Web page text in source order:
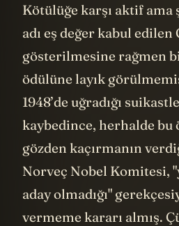
Kötülüğe karşı aktif
adı eş değer kabul edilen
gösterilmesine rağmen
ödülüne layık
1948’de uğradığı
kaybedince, herhalde bu
gözden kaçırmanın
Norveç Nobel Komitesi,
aday olmadığı"
vermeme kararı almış.